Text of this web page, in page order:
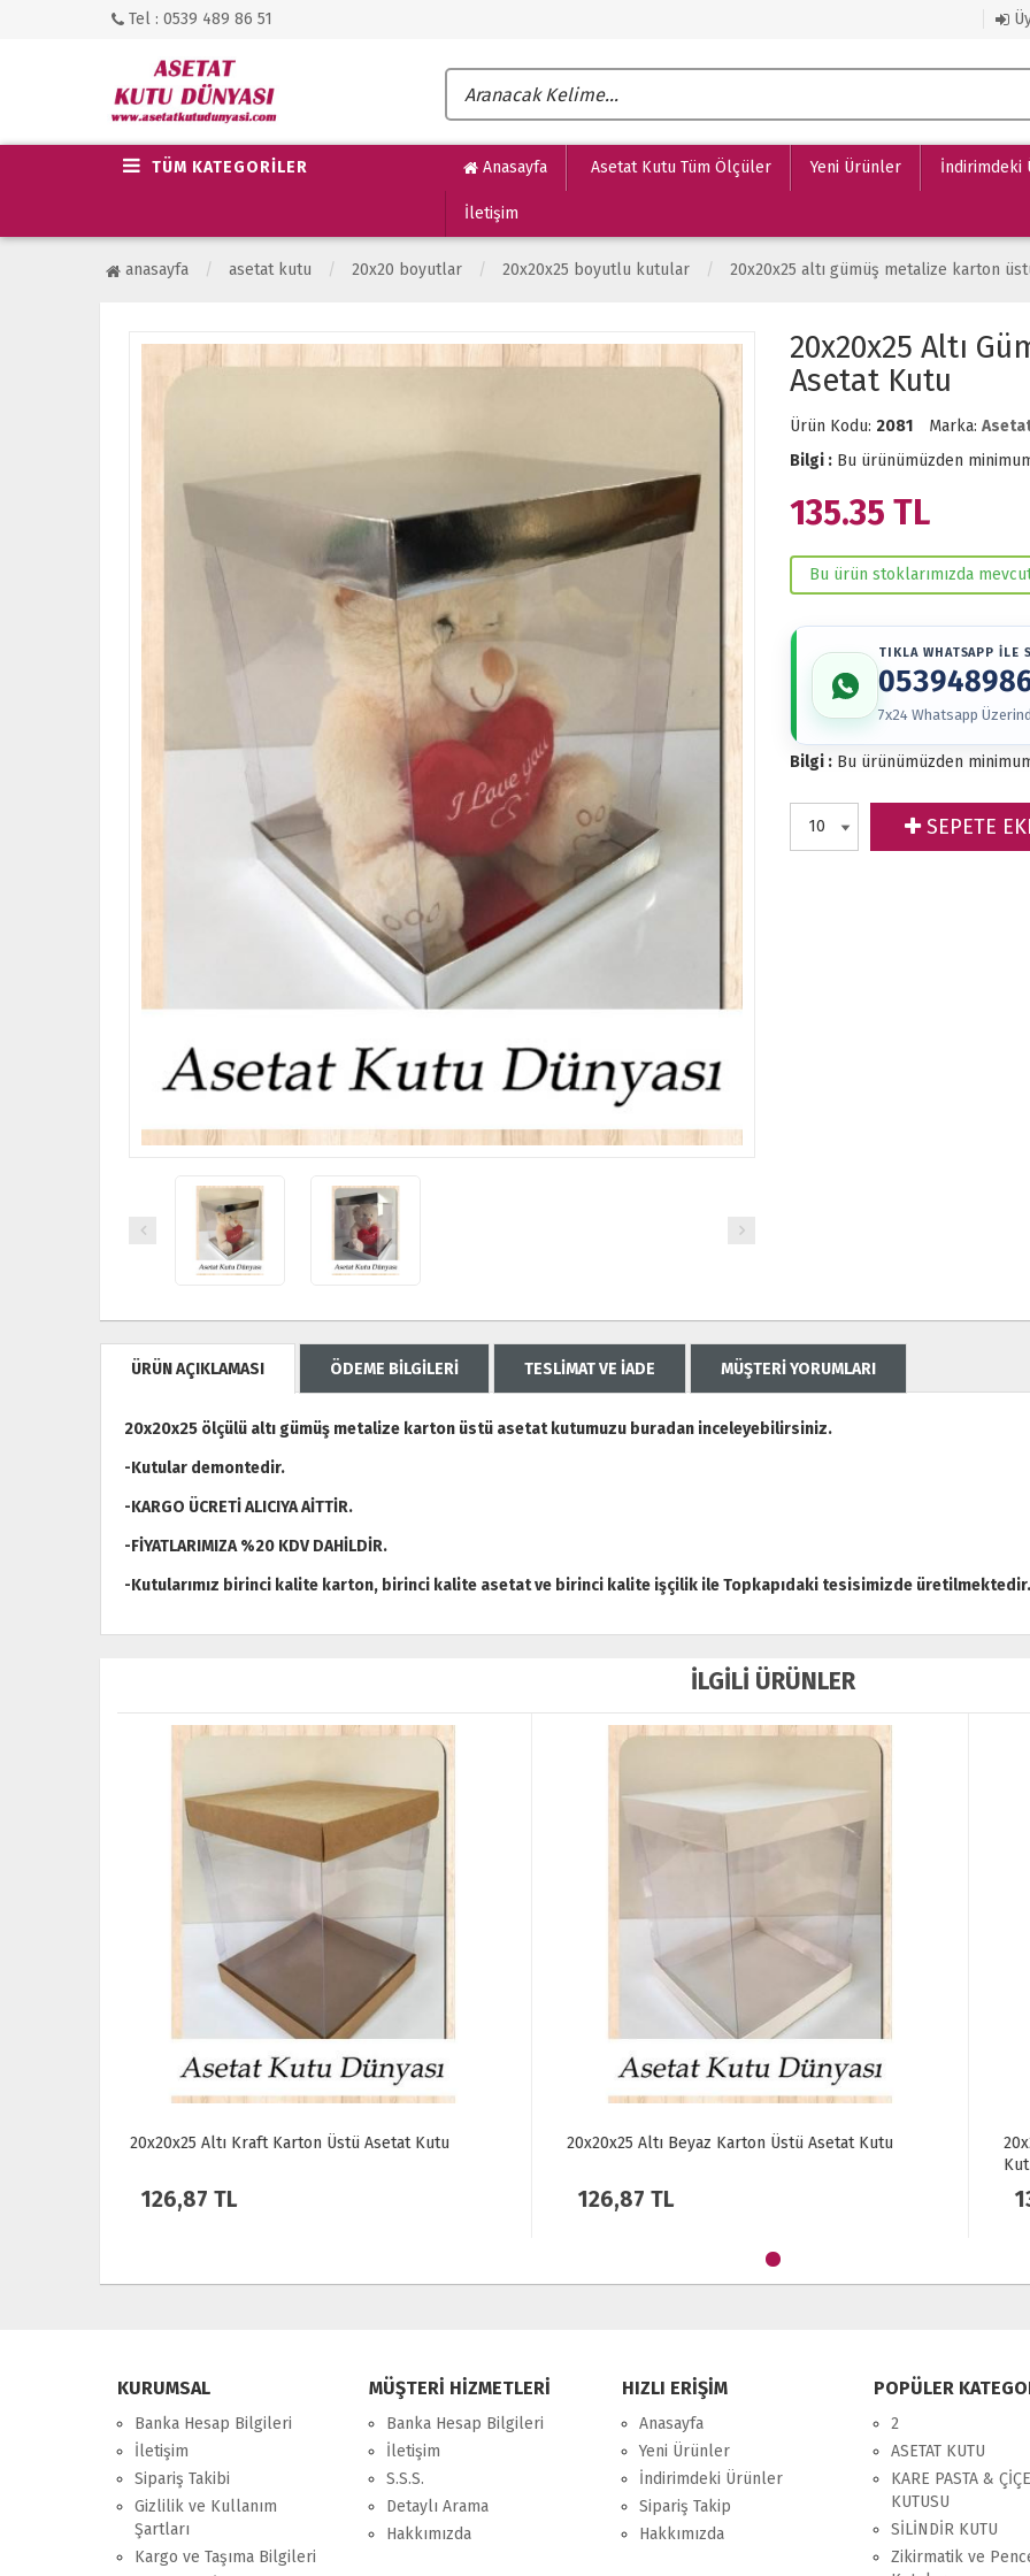
Tel : 0539 489 86 51
TÜM KATEGORİLER Anasayfa Asetat Kutu Tüm Ölçüler Yeni Ürünler İndirimdeki
İletişim
anasayfa asetat kutu 20x20 boyutlar 20x20x25 boyutlu kutular 20x20x25 altı gümüş metalize karton
20x20x25 Altı
Asetat Kutu
Ürün Kodu: 2081 Marka:
Bilgi : Bu ürünümüzden
135.35 TL
Bu ürün stoklarımızda
TIKLA WHATSAPP İLE
7x24 Whatsapp
Bilgi : Bu ürünümüzden
SEPETE
ÜRÜN AÇIKLAMASI ÖDEME BİLGİLERİ TESLİMAT VE İADE MÜŞTERİ YORUMLARI
20x20x25 ölçülü altı gümüş metalize karton üstü asetat kutumuzu buradan inceleyebilirsiniz.
-Kutular demontedir.
-KARGO ÜCRETİ ALICIYA AİTTİR.
-FİYATLARIMIZA %20 KDV DAHİLDİR.
-Kutularımız birinci kalite karton, birinci kalite asetat ve birinci kalite işçilik ile Topkapıdaki tesisimizde üretilmektedir.
İLGİLİ ÜRÜNLER
20x20x25 Altı Beyaz Karton Üstü Asetat Kutu
126,87 TL
20x20x25 Altı Gold Metalize Karton Üstü Asetat
135,35 TL
KURUMSAL
Banka Hesap Bilgileri
İletişim
Sipariş Takibi
Gizlilik ve Kullanım
Şartları
Kargo ve Taşıma Bilgileri
MÜŞTERİ HİZMETLERİ
Banka Hesap Bilgileri
İletişim
S.S.S.
Detaylı Arama
Hakkımızda
HIZLI ERİŞİM
Anasayfa
Yeni Ürünler
İndirimdeki Ürünler
Sipariş Takip
Hakkımızda
POPÜLER
2
ASETAT KUTU
KARE PASTA &
KUTUSU
SİLİNDİR KUTU
Zikirmatik ve